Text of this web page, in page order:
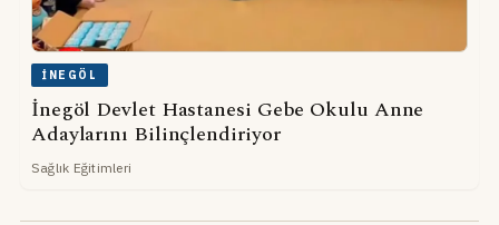
İNEGÖL
İnegöl Devlet Hastanesi Gebe Okulu Anne
Adaylarını Bilinçlendiriyor
Sağlık Eğitimleri